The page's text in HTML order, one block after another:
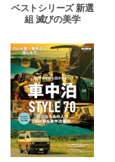
ベストシリーズ 新選
組 滅びの美学